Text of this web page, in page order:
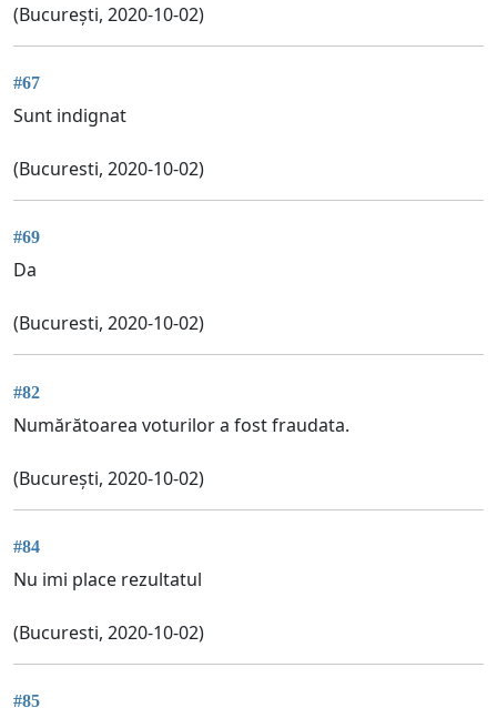
(București, 2020-10-02)
#67
Sunt indignat
(Bucuresti, 2020-10-02)
#69
Da
(Bucuresti, 2020-10-02)
#82
Numărătoarea voturilor a fost fraudata.
(București, 2020-10-02)
#84
Nu imi place rezultatul
(Bucuresti, 2020-10-02)
#85